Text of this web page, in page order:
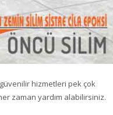
hizmetleri pek çok
zaman yardım alabilirsiniz.